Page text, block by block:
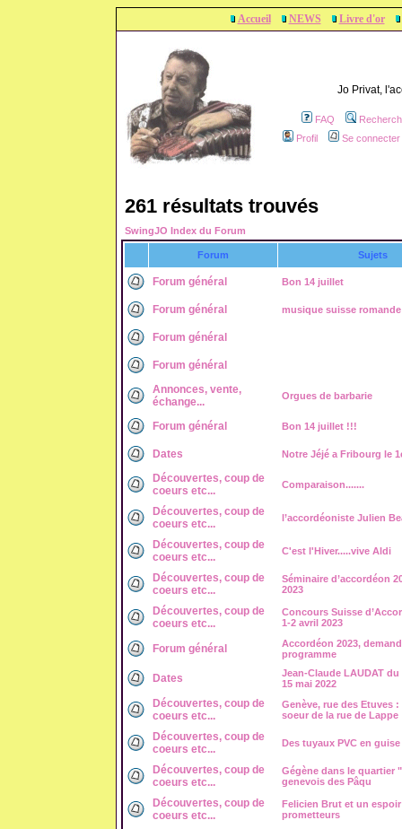
Accueil NEWS Livre d'or
Jo Privat,
FAQ
Profil
Se
261 résultats trouvés
SwingJO Index du Forum
Forum Sujets
Forum général Bon 14 juillet
Forum général musique suisse
Forum général
Forum général
Annonces, vente,
échange...
Orgues de barbarie
Forum général Bon 14 juillet !!!
Dates Notre Jéjé a Fribourg le
Découvertes, coup de
coeurs etc...
Comparaison.......
Découvertes, coup de
coeurs etc...
l’accordéoniste Julien
Découvertes, coup de
coeurs etc...
C'est l'Hiver.....vive Aldi
Découvertes, coup de
coeurs etc...
Séminaire d’accordéon
2023
Découvertes, coup de
coeurs etc...
Concours Suisse
1-2 avril 2023
Forum général
Accordéon 2023,
programme
Dates
Jean-Claude LAUDAT du
15 mai 2022
Découvertes, coup de
coeurs etc...
Genève, rue des Etuves :
soeur de la rue de Lappe
Découvertes, coup de
coeurs etc...
Des tuyaux PVC en
Découvertes, coup de
coeurs etc...
Gégène dans le quartier
genevois des Pâqu
Découvertes, coup de
coeurs etc...
Felicien Brut et un
prometteurs